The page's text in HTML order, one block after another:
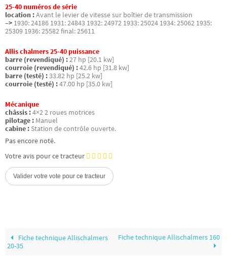
25-40 numéros de série
location :Avant le levier de vitesse sur boîtier de transmission
–> 1930: 24186 1931: 24843 1932: 24972 1933: 25024 1934: 25062 1935:
25309 1936: 25582 final: 25611
Allis chalmers 25-40 puissance
barre (revendiqué) :27 hp [20.1 kw]
courroie (revendiqué) :42.6 hp [31.8 kw]
barre (testé) :33.82 hp [25.2 kw]
courroie (testé) :47.00 hp [35.0 kw]
Mécanique
châssis :4×2 2 roues motrices
pilotage : Manuel
cabine : Station de contrôle ouverte.
Pas encore noté.
Votre avis pour ce tracteur
Fiche technique Allischalmers
20-35
Fiche technique Allischalmers 160